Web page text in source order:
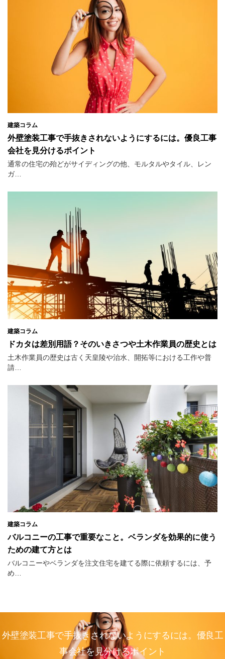
建築コラム
外壁塗装工事で手抜きされないようにするには。優良工事
会社を見分けるポイント
通常の住宅の殆どがサイディングの他、モルタルやタイル、レン
ガ…
建築コラム
ドカタは差別用語？そのいきさつや土木作業員の歴史とは
土木作業員の歴史は古く天皇陵や治水、開拓等における工作や普
請…
建築コラム
バルコニーの工事で重要なこと。ベランダを効果的に使う
ための建て方とは
バルコニーやベランダを注文住宅を建てる際に依頼するには、予
め…
外壁塗装工事で手抜きされないようにするには。優良工
事会社を見分けるポイント